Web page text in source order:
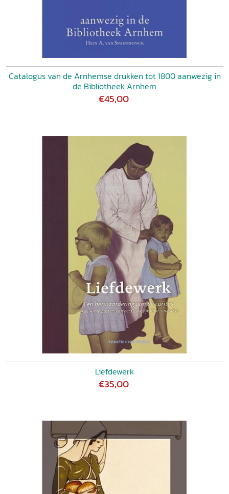
Catalogus van de Arnhemse drukken tot 1800 aanwezig in
de Bibliotheek Arnhem
€45,00
Liefdewerk
€35,00